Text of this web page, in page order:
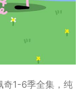
奇1-6季全集，纯